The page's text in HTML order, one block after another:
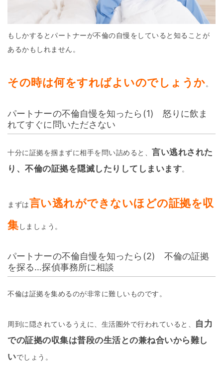
もしかするとパートナーが不倫の自慢をしていると知ることが
あるかもしれません。
その時は何をすればよいのでしょうか。
パートナーの不倫自慢を知ったら(1) 怒りに飲ま
れてすぐに問いたださない
十分に証拠を掴まずに相手を問い詰めると、 言い逃れされた
り、不倫の証拠を隠滅したりしてしまいます。
まずは言い逃れができないほどの証拠を収
集 しましょう。
パートナーの不倫自慢を知ったら(2) 不倫の証拠
を探る…探偵事務所に相談
不倫は証拠を集めるのが非常に難しいものです。
周到に隠されているうえに、生活圏外で行われていると、
自力
での証拠の収集は普段の生活との兼ね合いから難し
いでしょう。